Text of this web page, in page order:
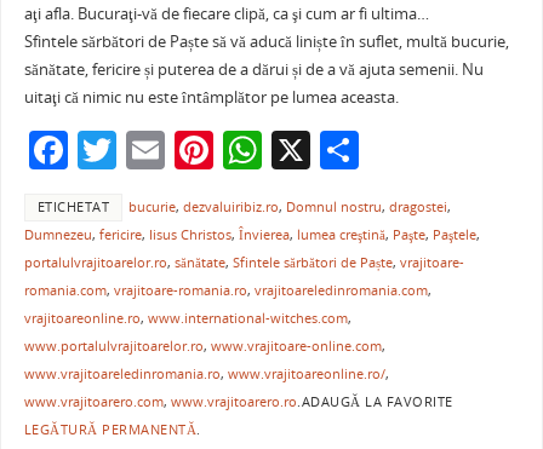
aţi afla. Bucuraţi-vă de fiecare clipă, ca şi cum ar fi ultima…
Sfintele sărbători de Paște să vă aducă liniște în suflet, multă bucurie,
sănătate, fericire și puterea de a dărui și de a vă ajuta semenii. Nu
uitaţi că nimic nu este întâmplător pe lumea aceasta.
F
a
c
e
b
o
o
k
T
w
itt
er
E
m
ai
l
Pi
nt
er
e
st
W
at
s
A
p
p
X P
ar
ta
je
a
ză
ETICHETAT bucurie,dezvaluiribiz.ro, Domnul nostru,dragostei,
Dumnezeu, fericire, Iisus Christos, Învierea, lumea creştină, Paşte, Paştele,
portalulvrajitoarelor.ro, sănătate, Sfintele sărbători de Paște, vrajitoare-
romania.com, vrajitoare-romania.ro, vrajitoareledinromania.com,
vrajitoareonline.ro, www.international-witches.com,
www.portalulvrajitoarelor.ro, www.vrajitoare-online.com,
www.vrajitoareledinromania.ro, www.vrajitoareonline.ro/,
www.vrajitoarero.com, www.vrajitoarero.ro.ADAUGĂ LA FAVORITE
LEGĂTURĂ PERMANENTĂ.